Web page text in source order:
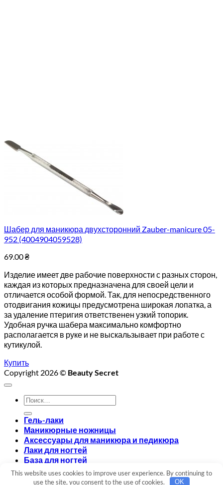
Шабер для маникюра двухсторонний Zauber-manicure 05-
952 (4004904059528)
69.00₴
Изделие имеет две рабочие поверхности с разных сторон,
каждая из которых предназначена для своей цели и
отличается особой формой. Так, для непосредственного
отодвигания кожицы предусмотрена широкая лопатка, а
за удаление птеригия ответственен узкий топорик.
Удобная ручка шабера максимально комфортно
располагается в руке и не выскальзывает при работе с
кутикулой.
Купить
Copyright 2026 © Beauty Secret
Искать:
Гель-лаки
Маникюрные ножницы
Аксессуары для маникюра и педикюра
Лаки для ногтей
База для ногтей
Топ для ногтей
Вход
This website uses cookies to improve user experience. By continuing to
use the site, you consent to the use of cookies.
OK